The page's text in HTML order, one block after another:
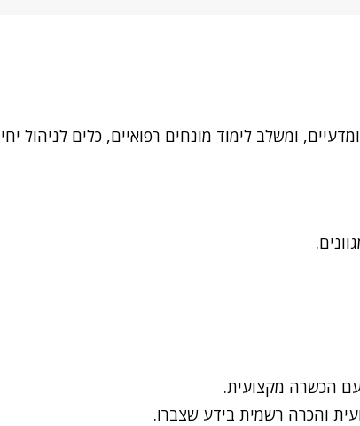
ומשלב לימוד מונחים רפואיים, כלים לניהול
עם הכשרה מקצועית.
והכרה רשמית בידע שצברו.